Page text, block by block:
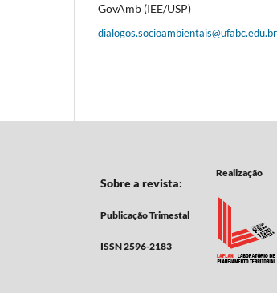
GovAmb (IEE/USP)
dialogos.socioambientais@ufabc.edu.br
Sobre a revista:
Publicação Trimestal
ISSN 2596-2183
Realização